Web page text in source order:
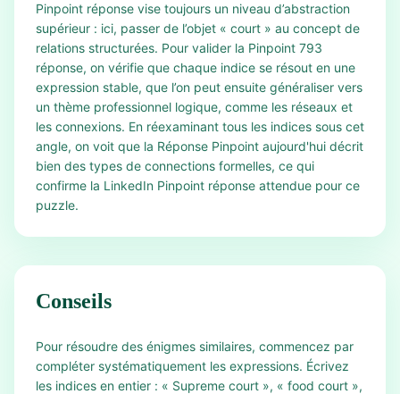
Pinpoint réponse vise toujours un niveau d’abstraction
supérieur : ici, passer de l’objet « court » au concept de
relations structurées. Pour valider la Pinpoint 793
réponse, on vérifie que chaque indice se résout en une
expression stable, que l’on peut ensuite généraliser vers
un thème professionnel logique, comme les réseaux et
les connexions. En réexaminant tous les indices sous cet
angle, on voit que la Réponse Pinpoint aujourd'hui décrit
bien des types de connections formelles, ce qui
confirme la LinkedIn Pinpoint réponse attendue pour ce
puzzle.
Conseils
Pour résoudre des énigmes similaires, commencez par
compléter systématiquement les expressions. Écrivez
les indices en entier : « Supreme court », « food court »,